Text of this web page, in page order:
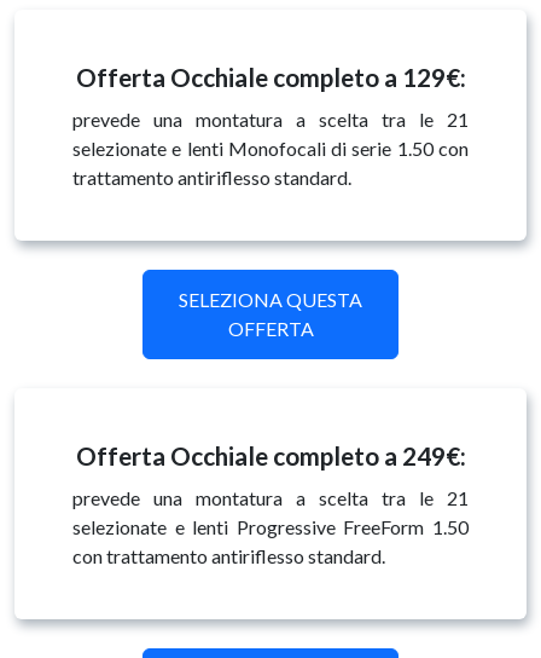
Offerta Occhiale completo a 129€:
prevede una montatura a scelta tra le 21
selezionate e lenti Monofocali di serie 1.50 con
trattamento antiriflesso standard.
SELEZIONA QUESTA
OFFERTA
Offerta Occhiale completo a 249€:
prevede una montatura a scelta tra le 21
selezionate e lenti Progressive FreeForm 1.50
con trattamento antiriflesso standard.